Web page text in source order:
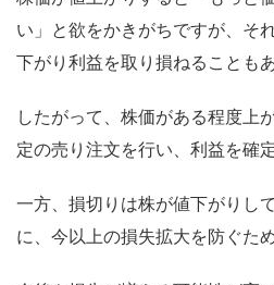
い」と欲をかきがちですが、そ
下がり利益を取り損ねることもあ
したがって、株価がある程度上
定の売り注文を行い、利益を確
一方、損切りは株が値下がりし
に、今以上の損失拡大を防ぐた